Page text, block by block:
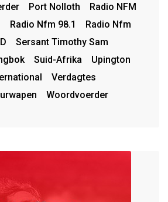
Port Nolloth
Radio NFM
Radio Nfm 98.1
Radio Nfm
Sersant Timothy Sam
Suid-Afrika
Upington
Verdagtes
Woordvoerder